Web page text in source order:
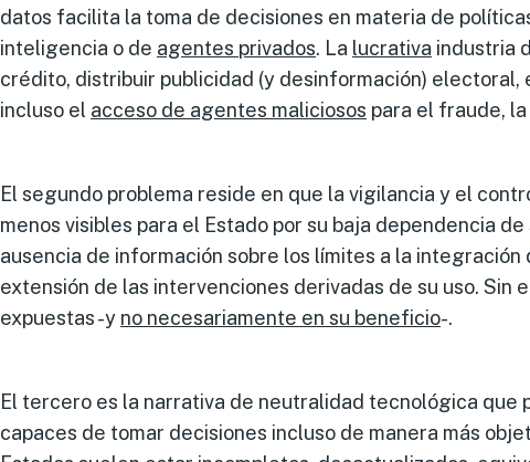
datos facilita la toma de decisiones en materia de
inteligencia o de agentes privados. La lucrativa industria
crédito, distribuir publicidad (y desinformación) electoral,
incluso el acceso de agentes maliciosos para el fraude,
El segundo problema reside en que la vigilancia y el
menos visibles para el Estado por su baja dependencia
ausencia de información sobre los límites a la
extensión de las intervenciones derivadas de su uso. Sin
expuestas -y no necesariamente en su beneficio-.
El tercero es la narrativa de neutralidad tecnológica que
capaces de tomar decisiones incluso de manera más